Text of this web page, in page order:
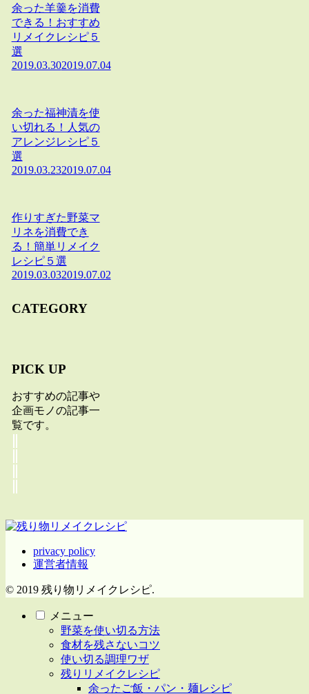
余った羊羹を消費
できる！おすすめ
リメイクレシピ５
選
2019.03.302019.07.04
余った福神漬を使
い切れる！人気の
アレンジレシピ５
選
2019.03.232019.07.04
作りすぎた野菜マ
リネを消費でき
る！簡単リメイク
レシピ５選
2019.03.032019.07.02
CATEGORY
PICK UP
おすすめの記事や
企画モノの記事一
覧です。
privacy policy
運営者情報
© 2019 残り物リメイクレシピ.
メニュー
野菜を使い切る方法
食材を残さないコツ
使い切る調理ワザ
残りリメイクレシピ
余ったご飯・パン・麺レシピ